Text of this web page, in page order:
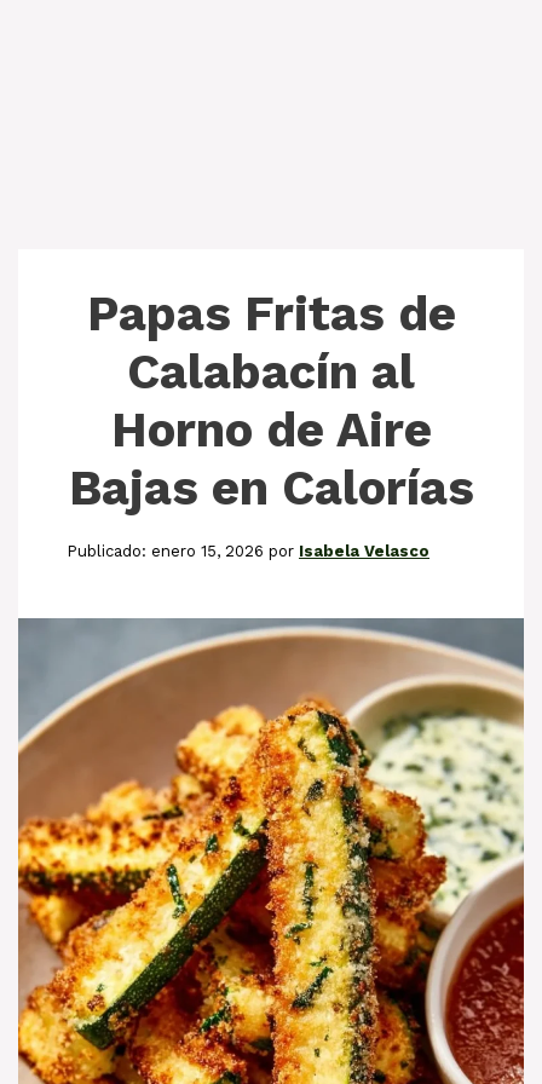
Papas Fritas de
Calabacín al
Horno de Aire
Bajas en Calorías
enero 15, 2026 por Isabela Velasco